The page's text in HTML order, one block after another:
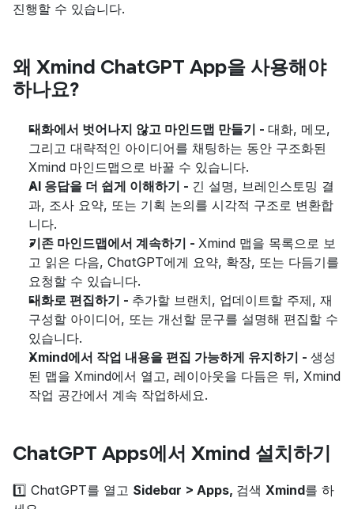
진행할 수 있습니다.
왜 Xmind ChatGPT App을 사용해야
하나요?
대화에서 벗어나지 않고 마인드맵 만들기 - 대화, 메모,
그리고 대략적인 아이디어를 채팅하는 동안 구조화된
Xmind 마인드맵으로 바꿀 수 있습니다.
AI 응답을 더 쉽게 이해하기 - 긴 설명, 브레인스토밍 결
과, 조사 요약, 또는 기획 논의를 시각적 구조로 변환합
니다.
기존 마인드맵에서 계속하기 - Xmind 맵을 목록으로 보
고 읽은 다음, ChatGPT에게 요약, 확장, 또는 다듬기를
요청할 수 있습니다.
대화로 편집하기 - 추가할 브랜치, 업데이트할 주제, 재
구성할 아이디어, 또는 개선할 문구를 설명해 편집할 수
있습니다.
Xmind에서 작업 내용을 편집 가능하게 유지하기 - 생성
된 맵을 Xmind에서 열고, 레이아웃을 다듬은 뒤, Xmind
작업 공간에서 계속 작업하세요.
ChatGPT Apps에서 Xmind 설치하기
1️⃣ ChatGPT를 열고 Sidebar > Apps, 검색 Xmind를 하